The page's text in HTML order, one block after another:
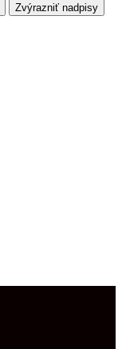
Zvýrazniť nadpisy